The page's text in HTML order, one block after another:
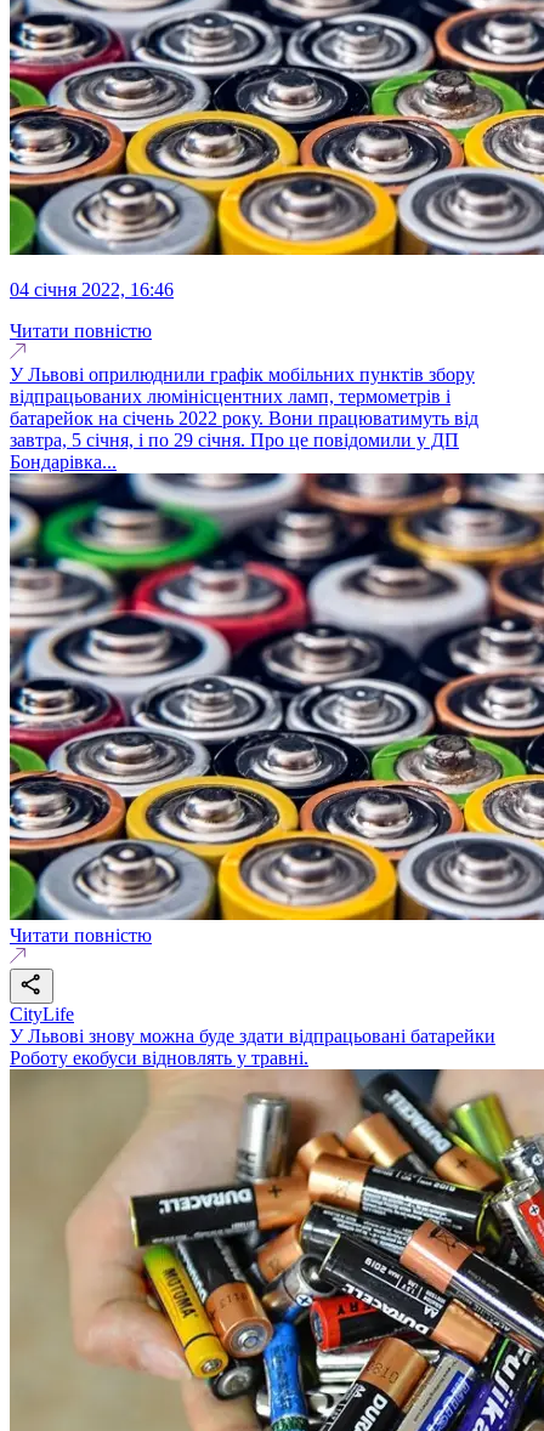
04 січня 2022, 16:46
Читати повністю
У Львові оприлюднили графік мобільних пунктів збору
відпрацьованих люмінісцентних ламп, термометрів і
батарейок на січень 2022 року. Вони працюватимуть від
завтра, 5 січня, і по 29 січня. Про це повідомили у ДП
Бондарівка...
Читати повністю
CityLife
У Львові знову можна буде здати відпрацьовані батарейки
Роботу екобуси відновлять у травні.